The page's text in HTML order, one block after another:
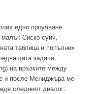
едно проучване
Сиско суич,
таблица и попълних
задача,
на връзките между
и после Мениджъра ме
следният диалог: